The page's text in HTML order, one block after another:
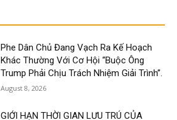
Phe Dân Chủ Đang Vạch Ra Kế Hoạch
Khác Thường Với Cơ Hội “Buộc Ông
Trump Phải Chịu Trách Nhiệm Giải Trình”.
August 8, 2026
GIỚI HẠN THỜI GIAN LƯU TRÚ CỦA